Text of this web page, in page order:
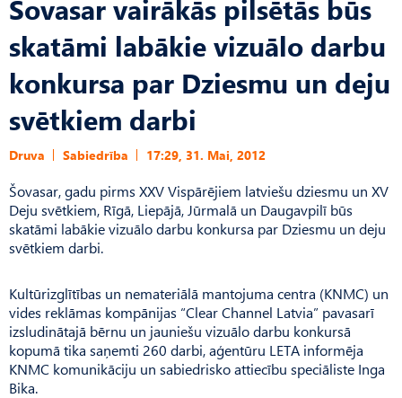
Šovasar vairākās pilsētās būs
skatāmi labākie vizuālo darbu
konkursa par Dziesmu un deju
svētkiem darbi
Druva Sabiedrība 17:29, 31. Mai, 2012
Šovasar, gadu pirms XXV Vispārējiem latviešu dziesmu un XV
Deju svētkiem, Rīgā, Liepājā, Jūrmalā un Daugavpilī būs
skatāmi labākie vizuālo darbu konkursa par Dziesmu un deju
svētkiem darbi.
Kultūrizglītības un nemateriālā mantojuma centra (KNMC) un
vides reklāmas kompānijas “Clear Channel Latvia” pavasarī
izsludinātajā bērnu un jauniešu vizuālo darbu konkursā
kopumā tika saņemti 260 darbi, aģentūru LETA informēja
KNMC komunikāciju un sabiedrisko attiecību speciāliste Inga
Bika.